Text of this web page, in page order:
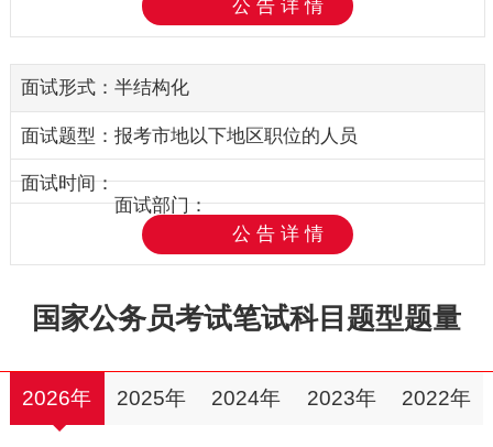
公告详情
半结构化
报考市地以下地区职位的人员
公告详情
国家公务员考试笔试科目题型题量
2026年 2025年 2024年 2023年 2022年